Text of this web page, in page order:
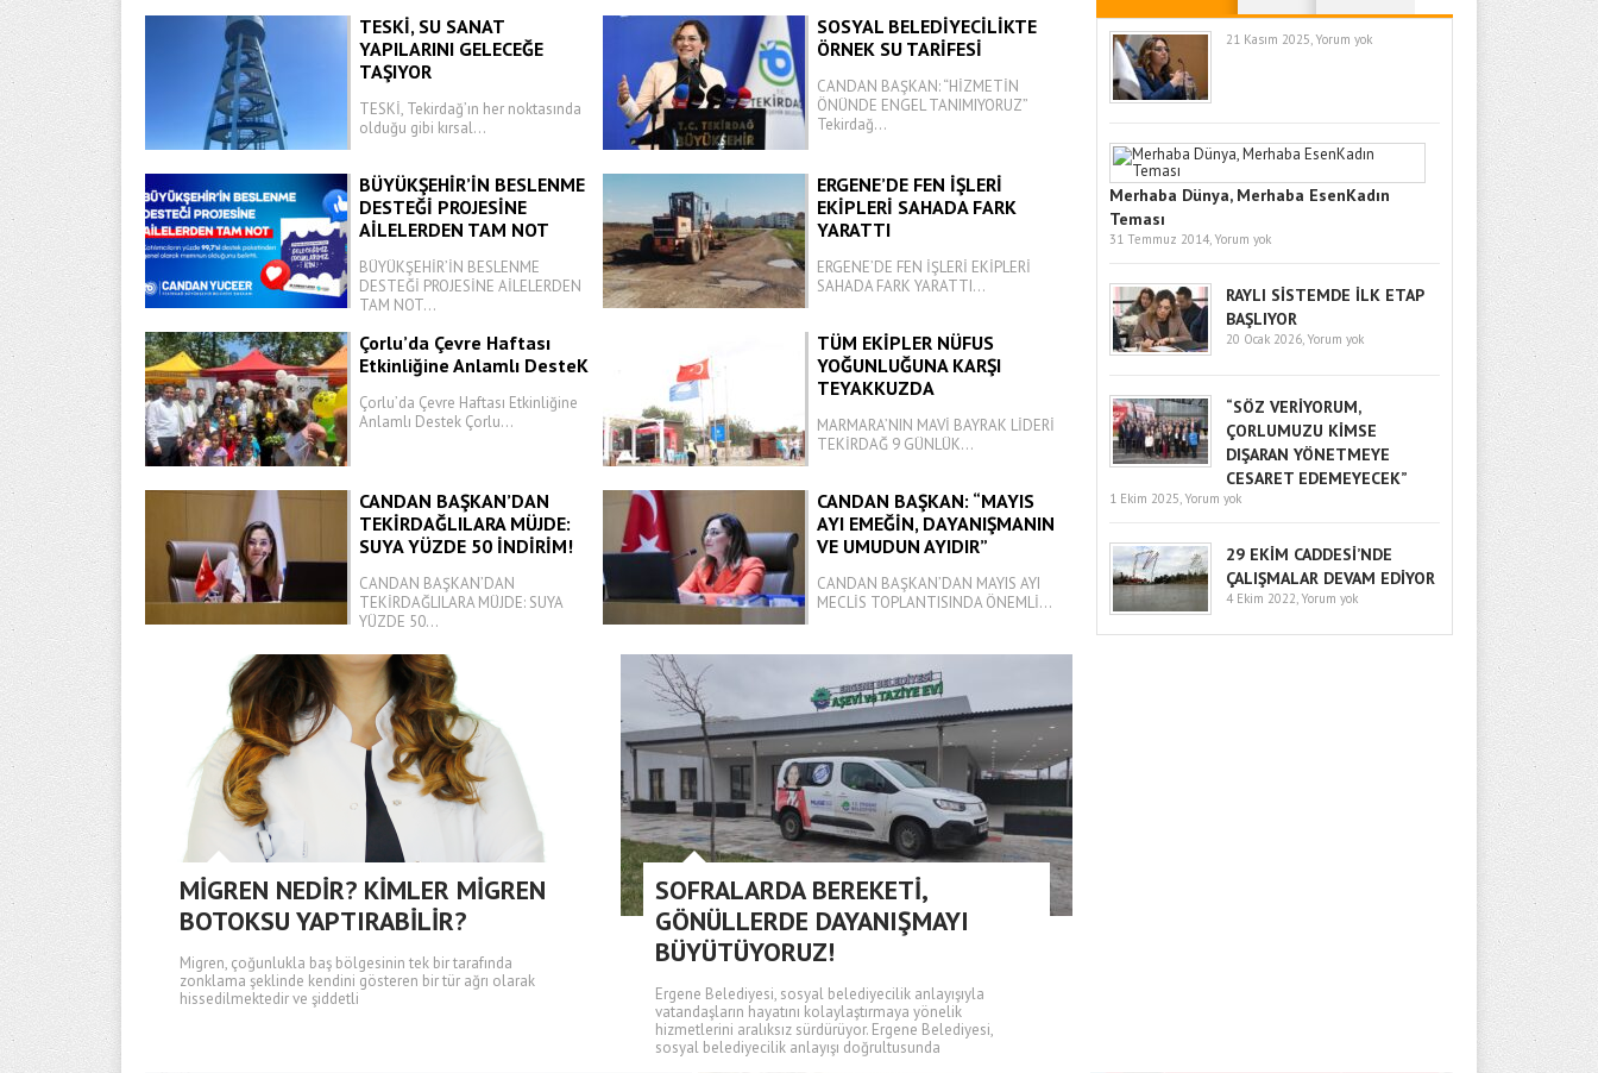
TESKİ, SU SANAT
YAPILARINI GELECEĞE
TAŞIYOR
TESKİ, Tekirdağ’ın her noktasında
olduğu gibi kırsal...
SOSYAL BELEDİYECİLİKTE
ÖRNEK SU TARİFESİ
CANDAN BAŞKAN: “HİZMETİN
ÖNÜNDE ENGEL TANIMIYORUZ”
Tekirdağ...
BÜYÜKŞEHİR’İN BESLENME
DESTEĞİ PROJESİNE
AİLELERDEN TAM NOT
BÜYÜKŞEHİR’İN BESLENME
DESTEĞİ PROJESİNE AİLELERDEN
TAM NOT...
ERGENE’DE FEN İŞLERİ
EKİPLERİ SAHADA FARK
YARATTI
ERGENE’DE FEN İŞLERİ EKİPLERİ
SAHADA FARK YARATTI...
Çorlu’da Çevre Haftası
Etkinliğine Anlamlı DesteK
Çorlu’da Çevre Haftası Etkinliğine
Anlamlı Destek Çorlu...
TÜM EKİPLER NÜFUS
YOĞUNLUĞUNA KARŞI
TEYAKKUZDA
MARMARA’NIN MAVİ BAYRAK LİDERİ
TEKİRDAĞ 9 GÜNLÜK...
CANDAN BAŞKAN’DAN
TEKİRDAĞLILARA MÜJDE:
SUYA YÜZDE 50 İNDİRİM!
CANDAN BAŞKAN’DAN
TEKİRDAĞLILARA MÜJDE: SUYA
YÜZDE 50...
CANDAN BAŞKAN: “MAYIS
AYI EMEĞİN, DAYANIŞMANIN
VE UMUDUN AYIDIR”
CANDAN BAŞKAN’DAN MAYIS AYI
MECLİS TOPLANTISINDA ÖNEMLİ...
MİGREN NEDİR? KİMLER MİGREN
BOTOKSU YAPTIRABİLİR?
Migren, çoğunlukla baş bölgesinin tek bir tarafında
zonklama şeklinde kendini gösteren bir tür ağrı olarak
hissedilmektedir ve şiddetli
SOFRALARDA BEREKETİ,
GÖNÜLLERDE DAYANIŞMAYI
BÜYÜTÜYORUZ!
Ergene Belediyesi, sosyal belediyecilik anlayışıyla
vatandaşların hayatını kolaylaştırmaya yönelik
hizmetlerini aralıksız sürdürüyor. Ergene Belediyesi,
sosyal belediyecilik anlayışı doğrultusunda
21 Kasım 2025, Yorum yok
Merhaba Dünya, Merhaba EsenKadın
Teması
31 Temmuz 2014, Yorum yok
RAYLI SİSTEMDE İLK ETAP
BAŞLIYOR
20 Ocak 2026, Yorum yok
“SÖZ VERİYORUM,
ÇORLUMUZU KİMSE
DIŞARAN YÖNETMEYE
CESARET EDEMEYECEK”
1 Ekim 2025, Yorum yok
29 EKİM CADDESİ’NDE
ÇALIŞMALAR DEVAM EDİYOR
4 Ekim 2022, Yorum yok